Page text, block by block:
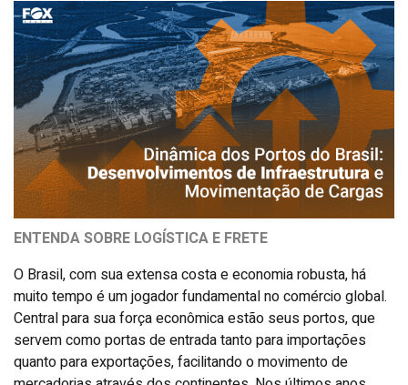
ENTENDA SOBRE LOGÍSTICA E FRETE
O Brasil, com sua extensa costa e economia robusta, há
muito tempo é um jogador fundamental no comércio global.
Central para sua força econômica estão seus portos, que
servem como portas de entrada tanto para importações
quanto para exportações, facilitando o movimento de